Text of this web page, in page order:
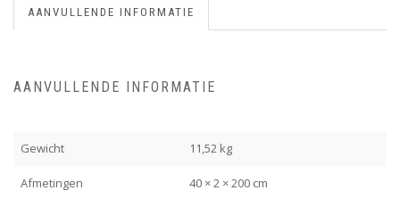
AANVULLENDE INFORMATIE
AANVULLENDE INFORMATIE
Gewicht 11,52 kg
Afmetingen 40 × 2 × 200 cm